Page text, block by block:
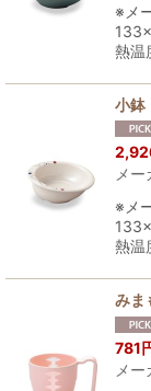
※メ
熱温
小鉢
メ
※メ
熱温
みま
781
メ